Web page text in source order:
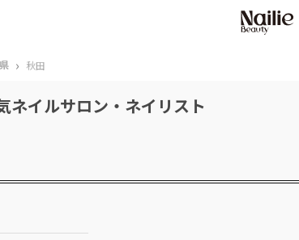
› 秋田
ネイルサロン・ネイリスト